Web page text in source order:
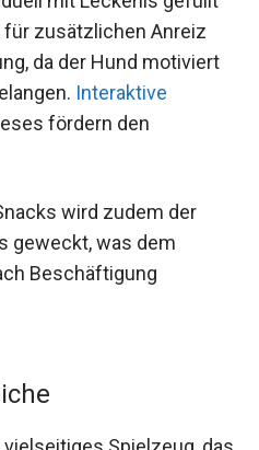
zusätzlichen Anreiz
da der Hund motiviert
Interaktive
fördern den
wird zudem der
geweckt, was dem
Beschäftigung